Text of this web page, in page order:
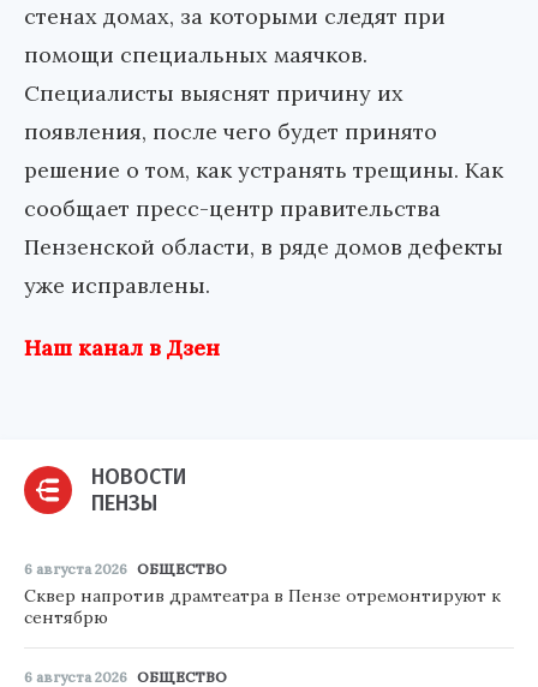
стенах домах, за которыми следят при
помощи специальных маячков.
Специалисты выяснят причину их
появления, после чего будет принято
решение о том, как устранять трещины. Как
сообщает пресс-центр правительства
Пензенской области, в ряде домов дефекты
уже исправлены.
Наш канал в Дзен
НОВОСТИ
ПЕНЗЫ
6 августа 2026 ОБЩЕСТВО
Сквер напротив драмтеатра в Пензе отремонтируют к
сентябрю
6 августа 2026 ОБЩЕСТВО